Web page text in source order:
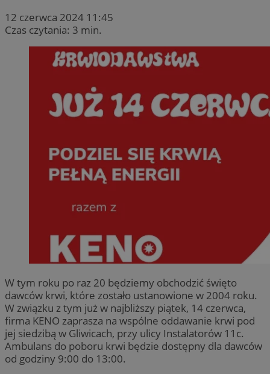
12 czerwca 2024 11:45
Czas czytania: 3 min.
W tym roku po raz 20 będziemy obchodzić święto
dawców krwi, które zostało ustanowione w 2004 roku.
W związku z tym już w najbliższy piątek, 14 czerwca,
firma KENO zaprasza na wspólne oddawanie krwi pod
jej siedzibą w Gliwicach, przy ulicy Instalatorów 11c.
Ambulans do poboru krwi będzie dostępny dla dawców
od godziny 9:00 do 13:00.